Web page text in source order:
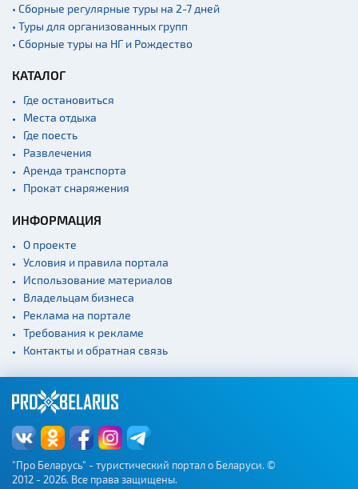
• Сборные регулярные туры на 2-7 дней
• Туры для организованных групп
• Сборные туры на НГ и Рождество
КАТАЛОГ
Где остановиться
Места отдыха
Где поесть
Развлечения
Аренда транспорта
Прокат снаряжения
ИНФОРМАЦИЯ
О проекте
Условия и правила портала
Использование материалов
Владельцам бизнеса
Реклама на портале
Требования к рекламе
Контакты и обратная связь
"Про Беларусь" - туристический портал о Беларуси. ©
2012 - 2026. Все права защищены.